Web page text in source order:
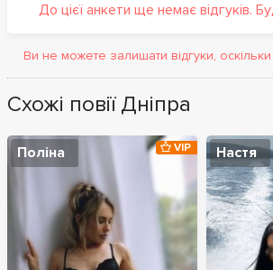
До цієї анкети ще немає відгуків.
Ви не можете залишати відгуки,
Схожі повії Дніпра
Поліна VIP Настя